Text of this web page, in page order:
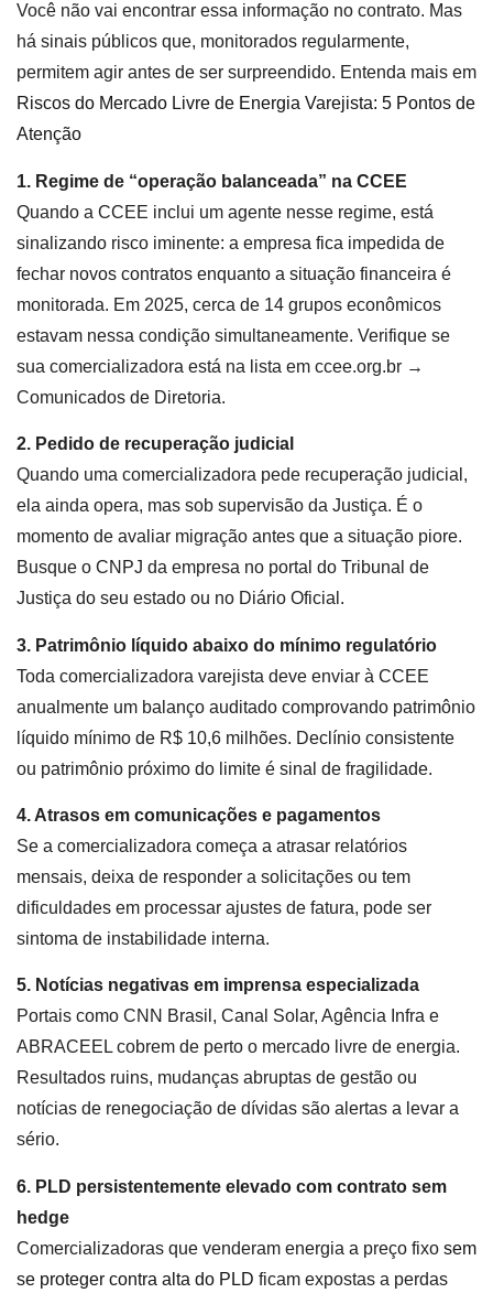
Você não vai encontrar essa informação no contrato. Mas
há sinais públicos que, monitorados regularmente,
permitem agir antes de ser surpreendido. Entenda mais em
Riscos do Mercado Livre de Energia Varejista: 5 Pontos de
Atenção
1. Regime de “operação balanceada” na CCEE
Quando a CCEE inclui um agente nesse regime, está
sinalizando risco iminente: a empresa fica impedida de
fechar novos contratos enquanto a situação financeira é
monitorada. Em 2025, cerca de 14 grupos econômicos
estavam nessa condição simultaneamente. Verifique se
sua comercializadora está na lista em ccee.org.br →
Comunicados de Diretoria.
2. Pedido de recuperação judicial
Quando uma comercializadora pede recuperação judicial,
ela ainda opera, mas sob supervisão da Justiça. É o
momento de avaliar migração antes que a situação piore.
Busque o CNPJ da empresa no portal do Tribunal de
Justiça do seu estado ou no Diário Oficial.
3. Patrimônio líquido abaixo do mínimo regulatório
Toda comercializadora varejista deve enviar à CCEE
anualmente um balanço auditado comprovando patrimônio
líquido mínimo de R$ 10,6 milhões. Declínio consistente
ou patrimônio próximo do limite é sinal de fragilidade.
4. Atrasos em comunicações e pagamentos
Se a comercializadora começa a atrasar relatórios
mensais, deixa de responder a solicitações ou tem
dificuldades em processar ajustes de fatura, pode ser
sintoma de instabilidade interna.
5. Notícias negativas em imprensa especializada
Portais como CNN Brasil, Canal Solar, Agência Infra e
ABRACEEL cobrem de perto o mercado livre de energia.
Resultados ruins, mudanças abruptas de gestão ou
notícias de renegociação de dívidas são alertas a levar a
sério.
6. PLD persistentemente elevado com contrato sem
hedge
Comercializadoras que venderam energia a preço fixo sem
se proteger contra alta do PLD ficam expostas a perdas